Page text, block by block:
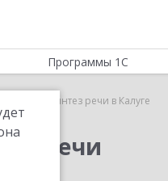
Программы 1С
1С:Синтез речи в Калуге
речи